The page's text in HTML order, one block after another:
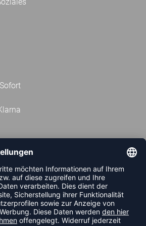
KOSTENLOSEN
UND VERPASSE KEINE
MEHR.
ANMELDEN